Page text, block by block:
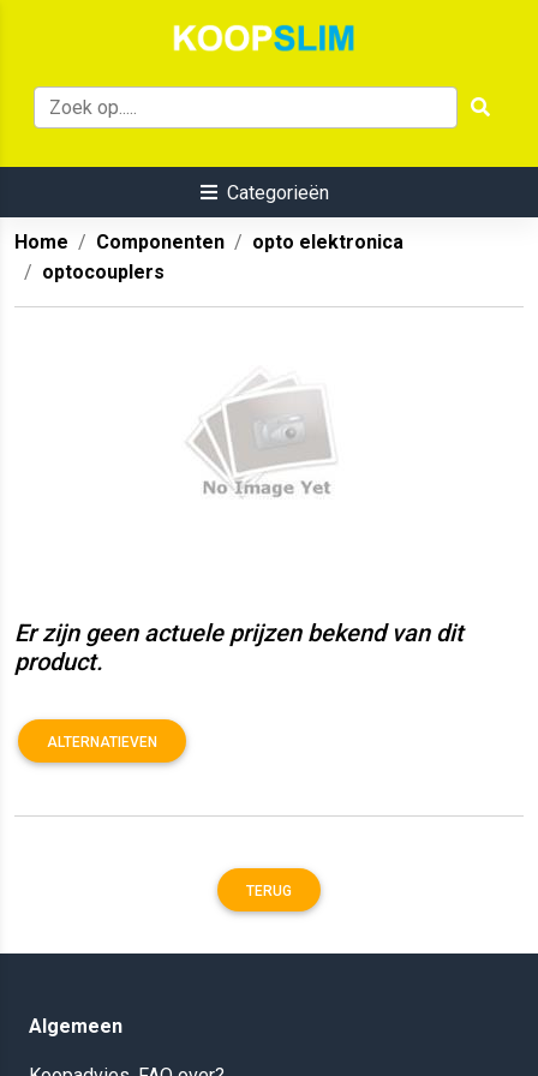
Categorieën
Home Componenten
opto elektronica
optocouplers
Er zijn geen actuele prijzen bekend van dit
product.
ALTERNATIEVEN
TERUG
Algemeen